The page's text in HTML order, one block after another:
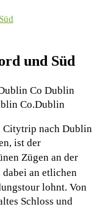
und Süd
Co.Dublin
Citytrip nach Dublin
ist der
Zügen an der
an etlichen
lohnt. Von
Schloss und